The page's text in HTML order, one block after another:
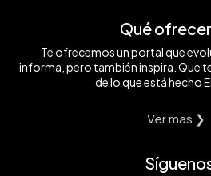
Qué
Te ofrecemos un portal que
informa, pero también inspira. Que
de lo que está hecho
Ver mas ❯